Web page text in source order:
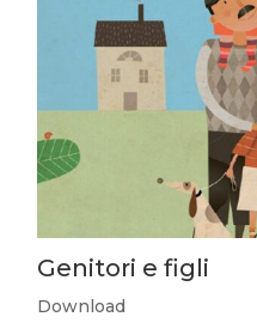
Genitori e figli
Download